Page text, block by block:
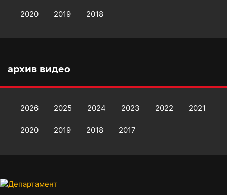
2020 2019 2018
архив видео
2026 2025 2024 2023 2022 2021
2020 2019 2018 2017